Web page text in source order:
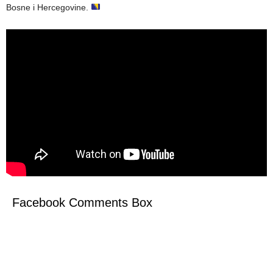
Bosne i Hercegovine.
Facebook Comments Box